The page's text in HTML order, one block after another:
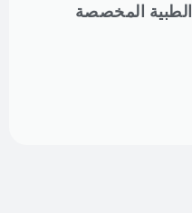
الدليل النهائي لحالات EVA الطبية المخصصة